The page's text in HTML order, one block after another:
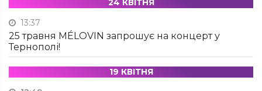
24 КВІТНЯ
13:37
25 травня MÉLOVIN запрошує на концерт у
Тернополі!
19 КВІТНЯ